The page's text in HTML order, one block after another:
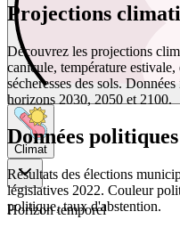
Climat
Horizon temporel
Projections
Découvrez les projections
canicule, température
sécheresses des sols.
horizons 2030, 2050 et 2100.
Données politiques
Résultats des élections
législatives 2022. Couleur
politique, taux d'abstention.